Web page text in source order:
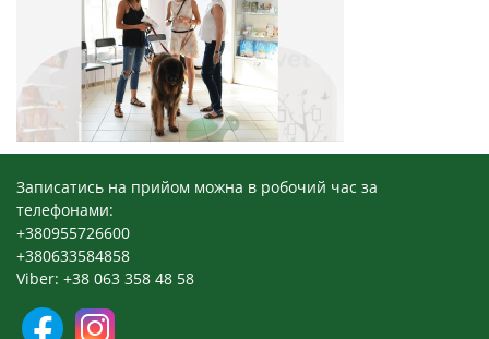
Записатись на прийом можна в робочий час за
телефонами:
+380955726600
+380633584858
Viber: +38 063 358 48 58